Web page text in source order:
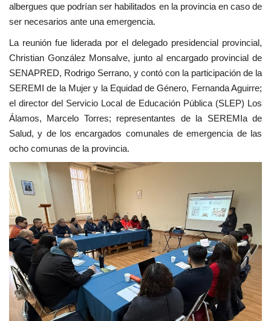
albergues que podrían ser habilitados en la provincia en caso de
ser necesarios ante una emergencia.
La reunión fue liderada por el delegado presidencial provincial,
Christian González Monsalve, junto al encargado provincial de
SENAPRED, Rodrigo Serrano, y contó con la participación de la
SEREMI de la Mujer y la Equidad de Género, Fernanda Aguirre;
el director del Servicio Local de Educación Pública (SLEP) Los
Álamos, Marcelo Torres; representantes de la SEREMIa de
Salud, y de los encargados comunales de emergencia de las
ocho comunas de la provincia.